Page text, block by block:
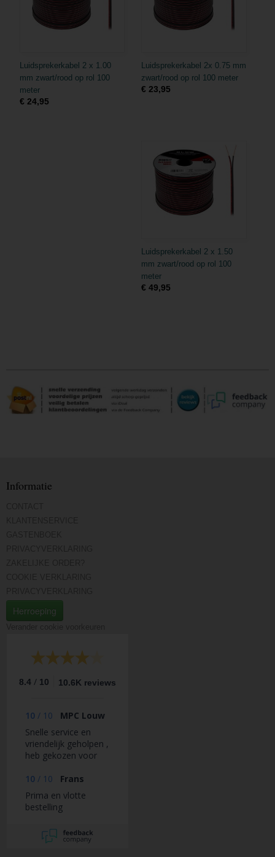
Luidsprekerkabel 2 x 1.00
mm zwart/rood op rol 100
meter
€ 24,95
Luidsprekerkabel 2x 0.75 mm
zwart/rood op rol 100 meter
€ 23,95
Luidsprekerkabel 2 x 1.50
mm zwart/rood op rol 100
meter
€ 49,95
Informatie
Herroeping
8.4 / 10 10.6K reviews
10 / 10
MPC Louw
Snelle service en
vriendelijk geholpen ,
heb gekozen voor
afstand . Een half
uurtje na bestellen
daar heengereden en
werd direct geholpen
man
10 / 10
Frans
Prima en vlotte
bestelling